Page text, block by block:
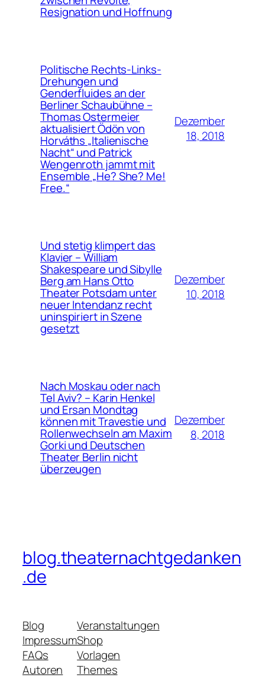
Resignation und Hoffnung
Politische Rechts-Links-
Drehungen und
Genderfluides an der
Berliner Schaubühne –
Thomas Ostermeier
aktualisiert Ödön von
Horváths „Italienische
Nacht“ und Patrick
Wengenroth jammt mit
Ensemble „He? She? Me!
Free.“
Dezember
18, 2018
Und stetig klimpert das
Klavier – William
Shakespeare und Sibylle
Berg am Hans Otto
Theater Potsdam unter
neuer Intendanz recht
uninspiriert in Szene
gesetzt
Dezember
10, 2018
Nach Moskau oder nach
Tel Aviv? – Karin Henkel
und Ersan Mondtag
können mit Travestie und
Rollenwechseln am Maxim
Gorki und Deutschen
Theater Berlin nicht
überzeugen
Dezember
8, 2018
blog.theaternachtgedanken
.de
Blog
Impressum
FAQs
Autoren
Veranstaltungen
Shop
Vorlagen
Themes